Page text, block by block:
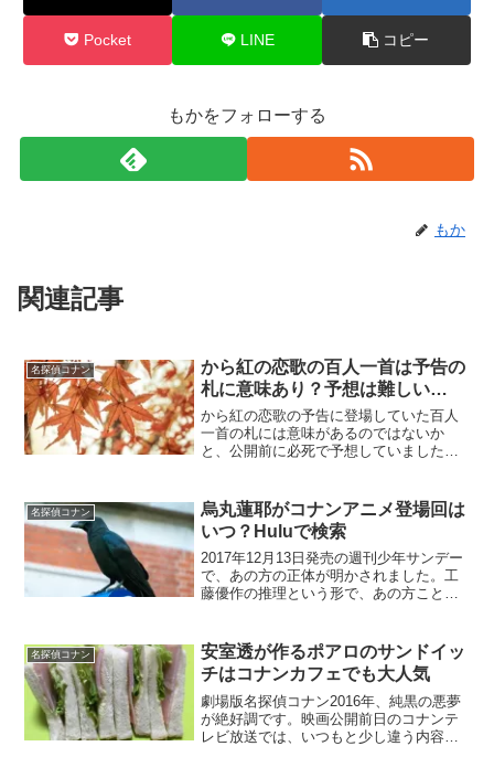
Pocket LINE コピー
もかをフォローする
もか
関連記事
名探偵コナン
から紅の恋歌の百人一首は予告の
札に意味あり？予想は難しい…
から紅の恋歌の予告に登場していた百人
一首の札には意味があるのではないか
と、公開前に必死で予想していました。
考察していたのですが、なかなか難し
く。実際に映画を見てきました...
名探偵コナン
烏丸蓮耶がコナンアニメ登場回は
いつ？Huluで検索
2017年12月13日発売の週刊少年サンデー
で、あの方の正体が明かされました。工
藤優作の推理という形で、あの方こと黒
ン長期休載という重大発表もあったのは
さびしいですが、...
名探偵コナン
安室透が作るポアロのサンドイッ
チはコナンカフェでも大人気
劇場版名探偵コナン2016年、純黒の悪夢
が絶好調です。映画公開前日のコナンテ
レビ放送では、いつもと少し違う内容の